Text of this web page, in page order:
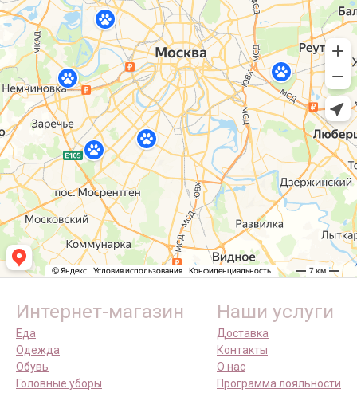
Интернет-магазин
Еда
Одежда
Обувь
Головные уборы
Наши услуги
Доставка
Контакты
О нас
Программа лояльности